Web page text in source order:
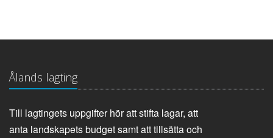
Ålands lagting
Till lagtingets uppgifter hör att stifta lagar, att
anta landskapets budget samt att tillsätta och